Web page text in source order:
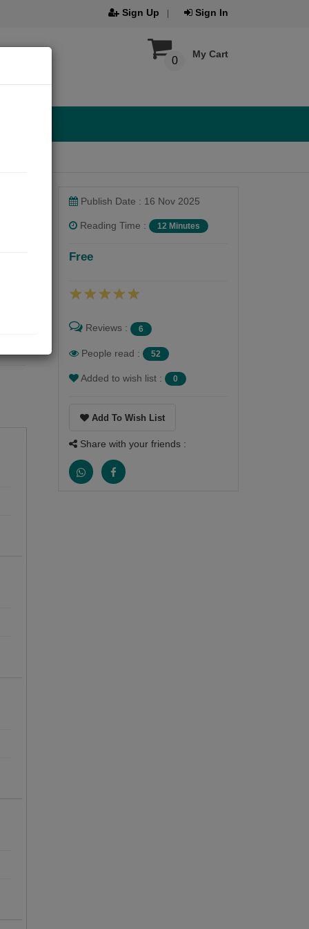
Sign Up Sign In
My Cart
0
Publish Date : 16 Nov 2025
Reading Time : 12 Minutes
Free
Reviews : 6
People read : 52
Added to wish list : 0
Add To Wish List
Share with your friends :